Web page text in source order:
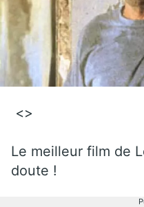
<>
Le meilleur film de
doute !